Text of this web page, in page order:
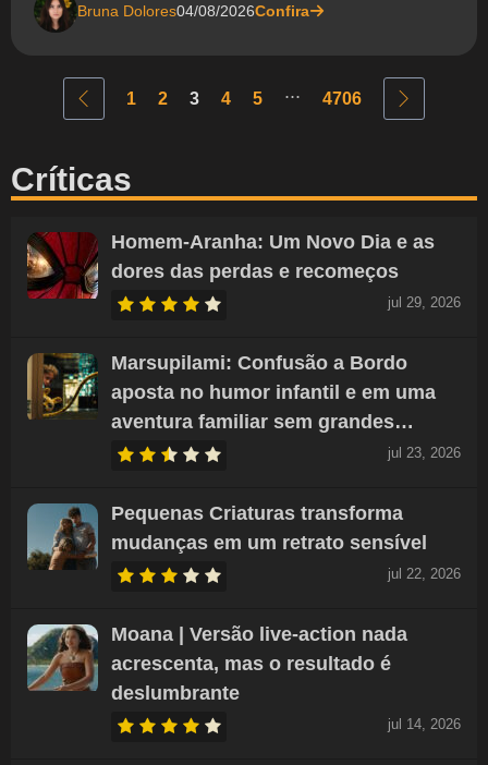
Bruna Dolores04/08/2026Confira
1 2 3 4 5 ... 4706
Críticas
Homem-Aranha: Um Novo Dia e as
dores das perdas e recomeços
jul 29, 2026
Marsupilami: Confusão a Bordo
aposta no humor infantil e em uma
aventura familiar sem grandes…
jul 23, 2026
Pequenas Criaturas transforma
mudanças em um retrato sensível
jul 22, 2026
Moana | Versão live-action nada
acrescenta, mas o resultado é
deslumbrante
jul 14, 2026